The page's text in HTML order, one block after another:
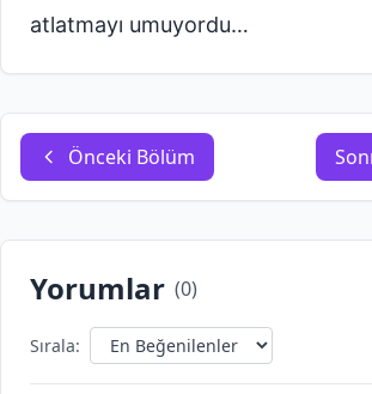
atlatmayı umuyordu…
Önceki Bölüm
Yorumlar (0)
Sırala: